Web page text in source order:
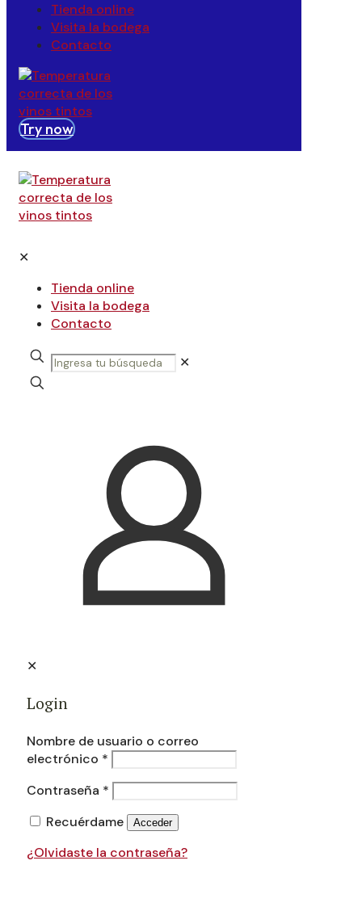
Tienda online
Visita la bodega
Contacto
Try now
✕
Tienda online
Visita la bodega
Contacto
✕
✕
Login
Nombre de usuario o correo
electrónico *
Contraseña *
Recuérdame
Acceder
¿Olvidaste la contraseña?